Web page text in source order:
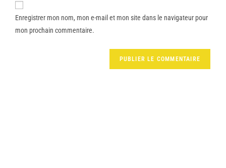
Enregistrer mon nom, mon e-mail et mon site dans le navigateur pour
mon prochain commentaire.